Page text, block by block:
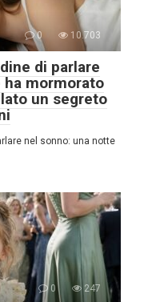
0 10.703
di parlare
mormorato
un segreto
nel sonno: una notte
0 247